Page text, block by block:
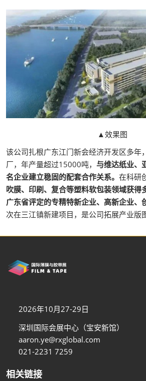
▲效果图
该公司扎根广东江门新会经济开发区多年
厂，年产量超过15000吨， 与维达纸业、
名企业建立稳固的配套合作关系。 在科研
吹膜、印刷、复合等塑料软包装领域获得
广东省评定的专精特新企业、高新企业、
次在三江镇新建项目，是公司拓展产业版
2026年10月27-29日
深圳国际会展中心（宝安新馆）
aaron.ye@rxglobal.com
021-2231 7259
相关链接